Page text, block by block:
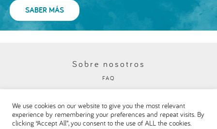
SABER MÁS
Sobre nosotros
FAQ
Visite nuestro sitio web corporativo de Danone
We use cookies on our website to give you the most relevant
experience by remembering your preferences and repeat visits. By
clicking “Accept All”, you consent to the use of ALL the cookies.